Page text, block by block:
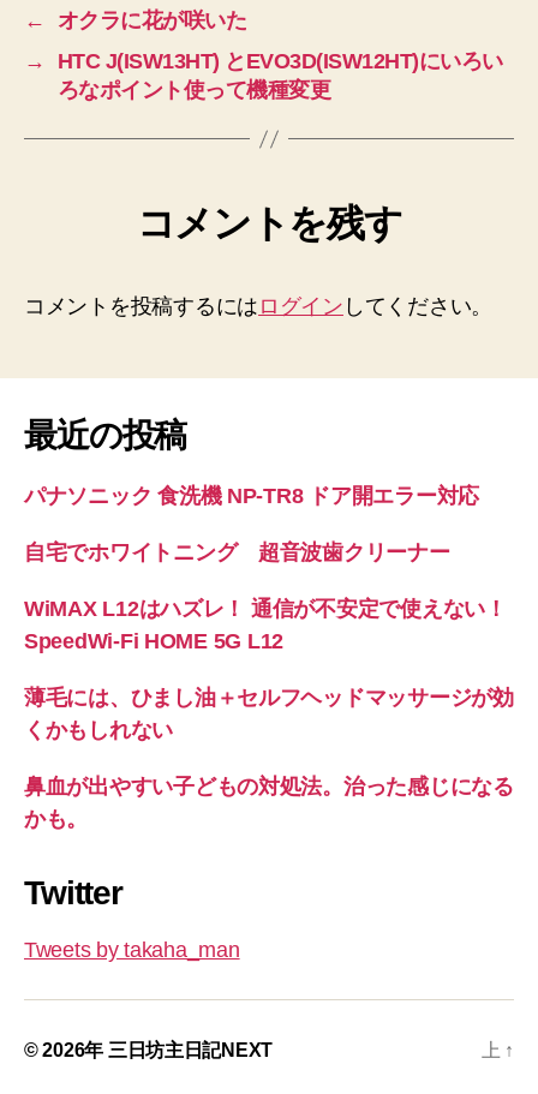
←
オクラに花が咲いた
→
HTC J(ISW13HT) とEVO3D(ISW12HT)にいろい
ろなポイント使って機種変更
コメントを残す
コメントを投稿するには ログイン してください。
最近の投稿
パナソニック 食洗機 NP-TR8 ドア開エラー対応
自宅でホワイトニング 超音波歯クリーナー
WiMAX L12はハズレ！ 通信が不安定で使えない！
SpeedWi-Fi HOME 5G L12
薄毛には、ひまし油＋セルフヘッドマッサージが効
くかもしれない
鼻血が出やすい子どもの対処法。治った感じになる
かも。
Twitter
Tweets by takaha_man
© 2026年 三日坊主日記NEXT 上 ↑